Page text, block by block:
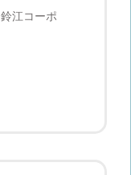
江コーポ